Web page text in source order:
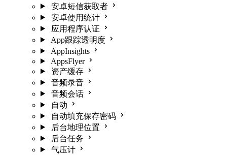
安卓短信获取者
安卓使用统计
应用程序认证
App跟踪透明度
AppInsights
AppsFlyer
资产缓存
音频录音
音频会话
自动
自动填充保存密码
后台地理位置
后台任务
气压计